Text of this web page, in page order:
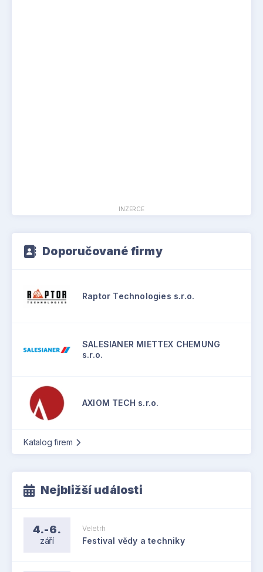
INZERCE
Doporučované firmy
Raptor Technologies s.r.o.
SALESIANER MIETTEX CHEMUNG
s.r.o.
AXIOM TECH s.r.o.
Katalog firem
Nejbližší události
4.-6.
září
Veletrh
Festival vědy a techniky